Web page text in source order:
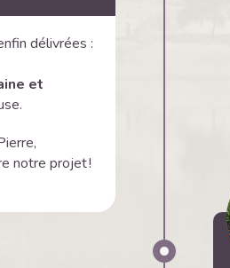
délivrées :
et
notre projet !